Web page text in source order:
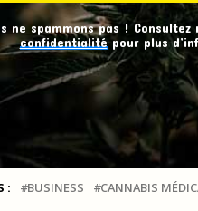
ne spammons pas !
confidentialitépour plus
: BUSINESS CANNABIS